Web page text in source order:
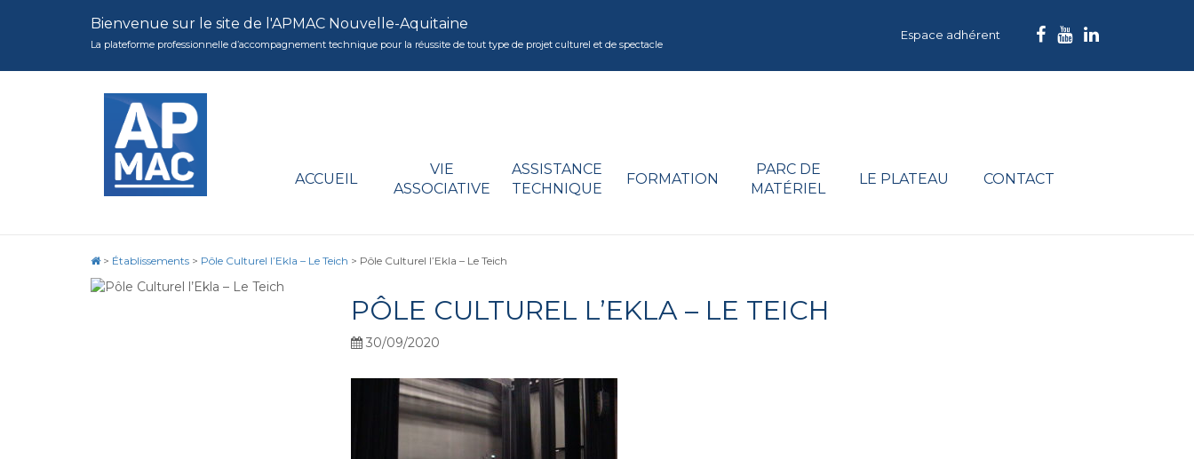
Bienvenue sur le site de l'APMAC Nouvelle-Aquitaine
La plateforme professionnelle d’accompagnement technique pour la réussite de tout type de projet culturel et de spectacle
Espace adhérent
ACCUEIL
VIE
ASSOCIATIVE
ASSISTANCE
TECHNIQUE
FORMATION
PARC DE
MATÉRIEL
LE PLATEAU CONTACT
> Établissements > Pôle Culturel l’Ekla – Le Teich > Pôle Culturel l’Ekla – Le Teich
PÔLE CULTUREL L’EKLA – LE TEICH
30/09/2020